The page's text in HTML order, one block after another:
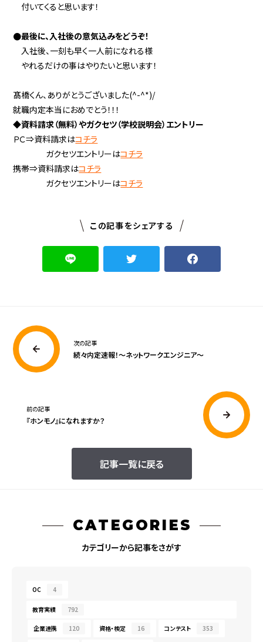
付いてくると思います！
●最後に、入社後の意気込みをどうぞ！
入社後、一刻も早く一人前になれる様
やれるだけの事はやりたいと思います！
髙橋くん、ありがとうございました(^-^*)/
就職内定本当におめでとう！！！
◆資料請求（無料）やガクセツ（学校説明会）エントリー
ＰＣ⇒資料請求はコチラ
ガクセツエントリーはコチラ
携帯⇒資料請求はコチラ
ガクセツエントリーはコチラ
この記事をシェアする
次の記事
続々内定速報！～ネットワークエンジニア～
記事一覧に戻る
前の記事
『ホンモノ』になれますか？
CATEGORIES
カテゴリーから記事をさがす
OC 4
教育実績 792
企業連携 120 資格・検定 16 コンテスト 353